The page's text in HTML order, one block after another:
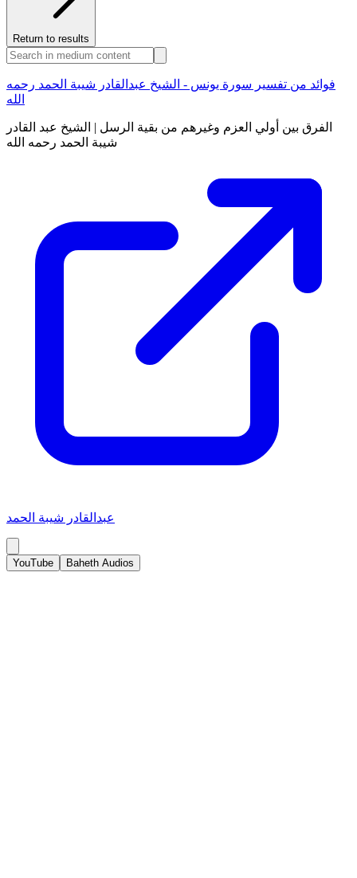
Return to results
فوائد من تفسير سورة يونس - الشيخ عبدالقادر شيبة الحمد رحمه
الله
الفرق بين أولي العزم وغيرهم من بقية الرسل | الشيخ عبد القادر
شيبة الحمد رحمه الله
عبدالقادر شيبة الحمد
YouTube Baheth Audios